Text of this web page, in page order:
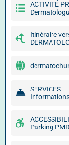
ACTIVITÉ
Itinéraire
SERVICES
Parking